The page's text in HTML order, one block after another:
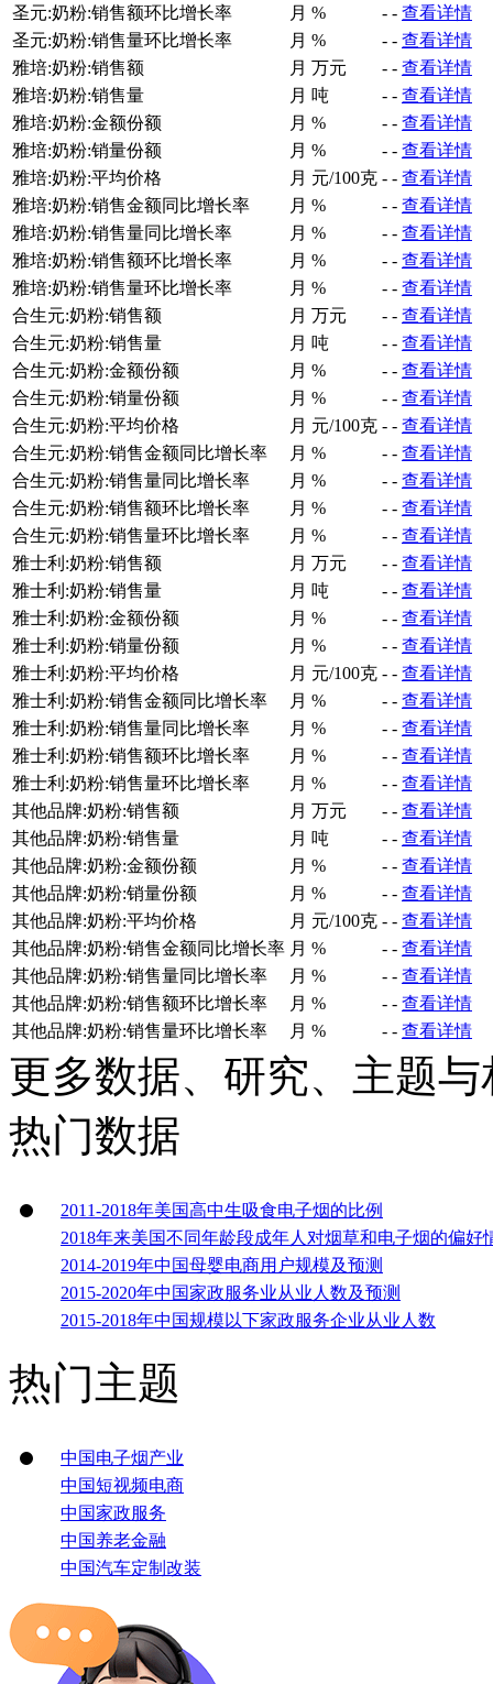
圣元:奶粉:销售额环比增长率
月 % - - 查看详情
圣元:奶粉:销售量环比增长率
月 % - - 查看详情
雅培:奶粉:销售额
月 万元 - - 查看详情
雅培:奶粉:销售量
月 吨 - - 查看详情
雅培:奶粉:金额份额
月 % - - 查看详情
雅培:奶粉:销量份额
月 % - - 查看详情
雅培:奶粉:平均价格
月 元/100克 - - 查看详情
雅培:奶粉:销售金额同比增长率
月 % - - 查看详情
雅培:奶粉:销售量同比增长率
月 % - - 查看详情
雅培:奶粉:销售额环比增长率
月 % - - 查看详情
雅培:奶粉:销售量环比增长率
月 % - - 查看详情
合生元:奶粉:销售额
月 万元 - - 查看详情
合生元:奶粉:销售量
月 吨 - - 查看详情
合生元:奶粉:金额份额
月 % - - 查看详情
合生元:奶粉:销量份额
月 % - - 查看详情
合生元:奶粉:平均价格
月 元/100克 - - 查看详情
合生元:奶粉:销售金额同比增长率
月 % - - 查看详情
合生元:奶粉:销售量同比增长率
月 % - - 查看详情
合生元:奶粉:销售额环比增长率
月 % - - 查看详情
合生元:奶粉:销售量环比增长率
月 % - - 查看详情
雅士利:奶粉:销售额
月 万元 - - 查看详情
雅士利:奶粉:销售量
月 吨 - - 查看详情
雅士利:奶粉:金额份额
月 % - - 查看详情
雅士利:奶粉:销量份额
月 % - - 查看详情
雅士利:奶粉:平均价格
月 元/100克 - - 查看详情
雅士利:奶粉:销售金额同比增长率
月 % - - 查看详情
雅士利:奶粉:销售量同比增长率
月 % - - 查看详情
雅士利:奶粉:销售额环比增长率
月 % - - 查看详情
雅士利:奶粉:销售量环比增长率
月 % - - 查看详情
其他品牌:奶粉:销售额
月 万元 - - 查看详情
其他品牌:奶粉:销售量
月 吨 - - 查看详情
其他品牌:奶粉:金额份额
月 % - - 查看详情
其他品牌:奶粉:销量份额
月 % - - 查看详情
其他品牌:奶粉:平均价格
月 元/100克 - - 查看详情
其他品牌:奶粉:销售金额同比增长率 月 % - - 查看详情
其他品牌:奶粉:销售量同比增长率
月 % - - 查看详情
其他品牌:奶粉:销售额环比增长率
月 % - - 查看详情
其他品牌:奶粉:销售量环比增长率
月 % - - 查看详情
更多数据、研究、主题
热门数据
2011-2018年美国高中生吸食电子烟的比例
2018年来美国不同年龄段成年人对烟草和电子烟的偏好
2014-2019年中国母婴电商用户规模及预测
2015-2020年中国家政服务业从业人数及预测
2015-2018年中国规模以下家政服务企业从业人数
热门主题
中国电子烟产业
中国短视频电商
中国家政服务
中国养老金融
中国汽车定制改装